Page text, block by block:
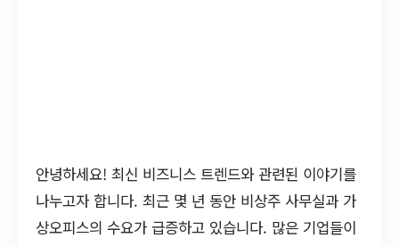
안녕하세요! 최신 비즈니스 트렌드와 관련된 이야기를
나누고자 합니다. 최근 몇 년 동안 비상주 사무실과 가
상오피스의 수요가 급증하고 있습니다. 많은 기업들이